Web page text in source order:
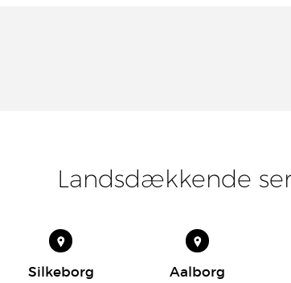
Landsdækkende
Silkeborg Aalborg